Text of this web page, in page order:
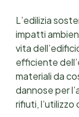
L’edilizia
impatti
vita
efficiente
materiali da
dannose per
rifiuti, l’utilizzo